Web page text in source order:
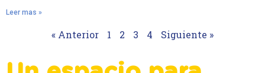
Leer mas »
« Anterior 1 2 3 4 Siguiente »